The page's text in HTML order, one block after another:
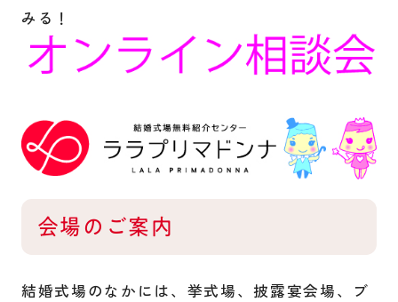
みる！
会場のご案内
結婚式場のなかには、挙式場、披露宴会場、ブ